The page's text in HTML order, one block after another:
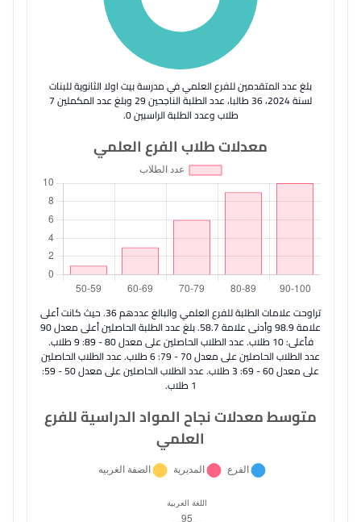
بلغ عدد المتقدمين للفرع العلمي في مدرسة بيت اولا الثانوية للبنات
لسنة 2024، 36 طالبا، عدد الطلبة الناجحين 29 وبلغ عدد المكملين 7
طلاب وعدد الطلبة الراسبين 0.
معدلات طلاب الفرع العلمي
تراوحت علامات الطلبة للفرع العلمي والبالغ عددهم 36. حيث كانت أعلى
علامة 98.9 وأدنى علامة 58.7. بلغ عدد الطلبة الحاصلين أعلى معدل 90
فأعلى: 10 طلاب. عدد الطلاب الحاصلين على معدل 80 - 89: 9 طلاب.
عدد الطلاب الحاصلين على معدل 70 - 79: 6 طلاب. عدد الطلاب الحاصلين
على معدل 60 - 69: 3 طلاب. عدد الطلاب الحاصلين على معدل 50 - 59:
1 طلاب.
متوسط معدلات نجاح المواد الدراسية للفرع
العلمي